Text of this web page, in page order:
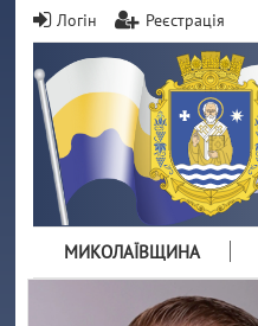
Логін Реєстрація
МИКОЛАЇВЩИНА